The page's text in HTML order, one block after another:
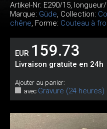
Artikel-Nr: E290/15,
Marque: Güde, Collection:
chêne, Forme: Couteau à
EUR 159.73
Livraison gratuite en 24h
Ajouter au panier:
avec Gravure (24 heures)